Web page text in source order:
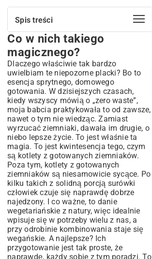
Spis treści
Co w nich takiego magicznego?
Przepis na kotlety z gotowanych
ziemniaków, który zawsze wychodzi
Składniki, które pewnie masz w domu:
Przygotowanie krok po kroku, bez
tajemnic:
Gdy klasyka to za mało – moje ulubione
wariacje
Wersja dla serożerców
A co, jeśli nie jemy jajek?
Zielenina i inne dodatki
Wersja w pełni wegańska
Z czym to się je? Moje sprawdzone
połączenia
Co może pójść nie tak? Czyli odpowiedzi
na wasze pytania
Jakie ziemniaki są najlepsze?
Pomocy, moje kotlety z gotowanych
ziemniaków się rozpadają!
A da się zrobić z surowych ziemniaków?
Jak je przechowywać i czy można mrozić?
Co w nich takiego
magicznego?
Dlaczego właściwie tak bardzo
uwielbiam te niepozorne placki? Bo to
esencja sprytnego, domowego
gotowania. W dzisiejszych czasach,
kiedy wszyscy mówią o „zero waste”,
moja babcia praktykowała to od zawsze,
nawet o tym nie wiedząc. Zamiast
wyrzucać ziemniaki, dawała im drugie, o
niebo lepsze życie. To jest właśnie ta
magia. To jest kwintesencja tego, czym
są kotlety z gotowanych ziemniaków.
Poza tym, kotlety z gotowanych
ziemniaków są niesamowicie sycące. Po
kilku takich z solidną porcją surówki
człowiek czuje się naprawdę dobrze
najedzony. I co ważne, to danie
wegetariańskie z natury, więc idealnie
wpisuje się w potrzeby wielu z nas, a
przy odrobinie kombinowania staje się
wegańskie. A najlepsze? Ich
przygotowanie jest tak proste, że
naprawdę, każdy sobie z tym poradzi. To